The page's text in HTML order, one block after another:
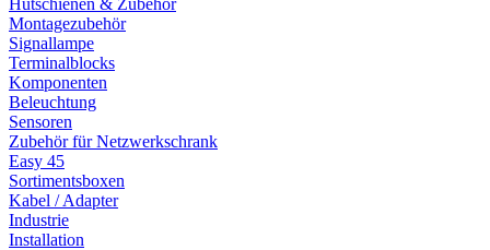
Montagezubehör
Signallampe
Terminalblocks
Komponenten
Beleuchtung
Sensoren
Zubehör für Netzwerkschrank
Easy 45
Sortimentsboxen
Kabel / Adapter
Industrie
Installation